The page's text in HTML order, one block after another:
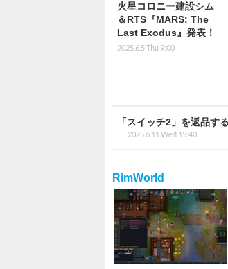
火星コロニー建設シム
＆RTS『MARS: The
Last Exodus』発表！
2025.6.5 Thu 9:00
「スイッチ2」を返品
2025.6.11 Wed 15:40
RimWorld